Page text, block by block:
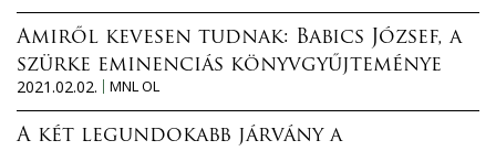
Amiről kevesen tudnak: Babics József, a
szürke eminenciás könyvgyűjteménye
2021.02.02.
MNL OL
A két legundokabb járvány a